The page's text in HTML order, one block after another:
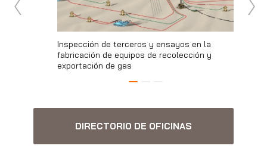
Inspección de terceros y ensayos en la
fabricación de equipos de recolección y
exportación de gas
DIRECTORIO DE OFICINAS